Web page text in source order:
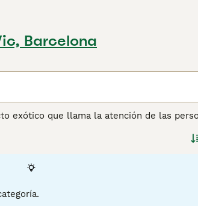
Barcelona
exótico que llama la atención de las
en todo el mundo gracias a su